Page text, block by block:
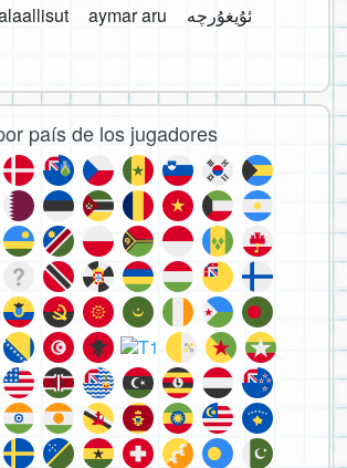
aymar aru
país de los jugadores